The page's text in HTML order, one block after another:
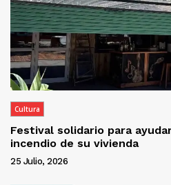
Cultura
Festival solidario para
incendio de su vivienda
25 Julio, 2026